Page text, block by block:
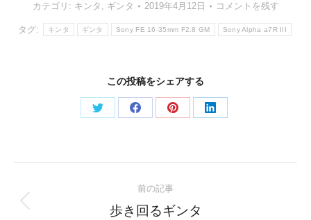
カテゴリ: キンタ ギンタ 2019年4月12日 コメントを残す
タグ: キンタ ギンタ Sony FE 16-35mm F2.8 GM Sony Alpha a7R III
この投稿をシェアする
Share
Share
Share
Share
navigation
前の記事
Previous
歩き回るギンタ